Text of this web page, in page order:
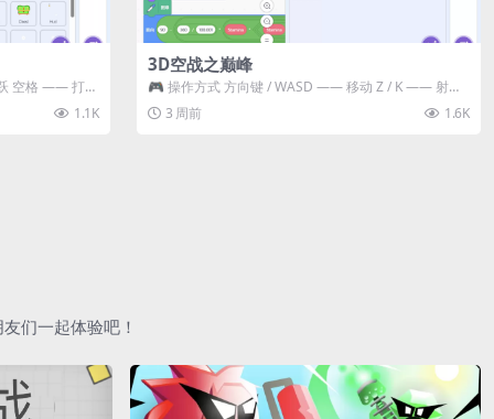
空格 —— 打开
1.1K
3D空战之巅峰
🎮 操作方式 方向键 / WASD —— 移动 Z / K —— 射击 /
攻击...
3 周前 1.6K
们一起体验吧！